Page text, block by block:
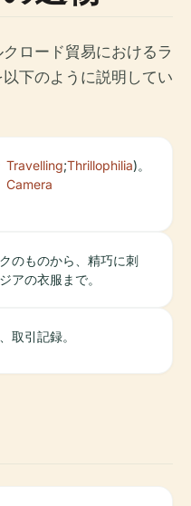
ロード貿易におけるラ
下のように説明してい
Travelling
Camera
;Thrillophilia)。
のものから、精巧に刺
アの衣服まで。
取引記録。